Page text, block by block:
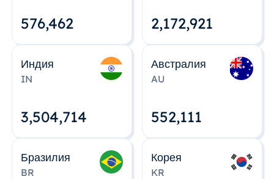
576,463 2,172,922
Индия
IN
3,504,715
Австралия
AU
552,112
Бразилия
BR
Корея
KR